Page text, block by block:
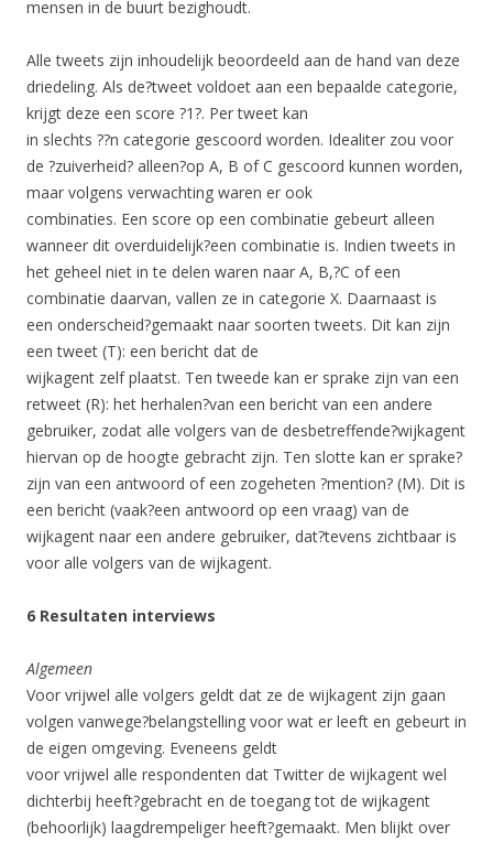
mensen in de buurt bezighoudt.
Alle tweets zijn inhoudelijk beoordeeld aan de hand van deze
driedeling. Als de?tweet voldoet aan een bepaalde categorie,
krijgt deze een score ?1?. Per tweet kan
in slechts ??n categorie gescoord worden. Idealiter zou voor
de ?zuiverheid? alleen?op A, B of C gescoord kunnen worden,
maar volgens verwachting waren er ook
combinaties. Een score op een combinatie gebeurt alleen
wanneer dit overduidelijk?een combinatie is. Indien tweets in
het geheel niet in te delen waren naar A, B,?C of een
combinatie daarvan, vallen ze in categorie X. Daarnaast is
een onderscheid?gemaakt naar soorten tweets. Dit kan zijn
een tweet (T): een bericht dat de
wijkagent zelf plaatst. Ten tweede kan er sprake zijn van een
retweet (R): het herhalen?van een bericht van een andere
gebruiker, zodat alle volgers van de desbetreffende?wijkagent
hiervan op de hoogte gebracht zijn. Ten slotte kan er sprake?
zijn van een antwoord of een zogeheten ?mention? (M). Dit is
een bericht (vaak?een antwoord op een vraag) van de
wijkagent naar een andere gebruiker, dat?tevens zichtbaar is
voor alle volgers van de wijkagent.
6 Resultaten interviews
Algemeen
Voor vrijwel alle volgers geldt dat ze de wijkagent zijn gaan
volgen vanwege?belangstelling voor wat er leeft en gebeurt in
de eigen omgeving. Eveneens geldt
voor vrijwel alle respondenten dat Twitter de wijkagent wel
dichterbij heeft?gebracht en de toegang tot de wijkagent
(behoorlijk) laagdrempeliger heeft?gemaakt. Men blijkt over